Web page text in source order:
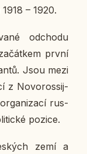
– 1920.
od­cho­du
první
Jsou mezi
z No­vo­ros­sij­
rus­
pozice.
zemí a